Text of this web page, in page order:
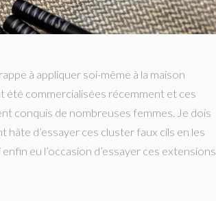
à appliquer soi-même à la maison
été commercialisées récemment et ces
conquis de nombreuses femmes. Je dois
hâte d’essayer ces cluster faux cils en les
eu l’occasion d’essayer ces extensions